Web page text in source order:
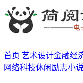
首页 艺术设计金融经
网络科技休闲励志小